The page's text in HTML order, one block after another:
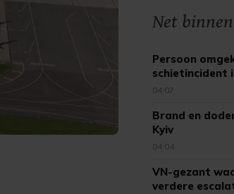
Net binnen
Persoon
schietincident
04:07
Brand en
Kyiv
04:04
VN-gezant
verdere